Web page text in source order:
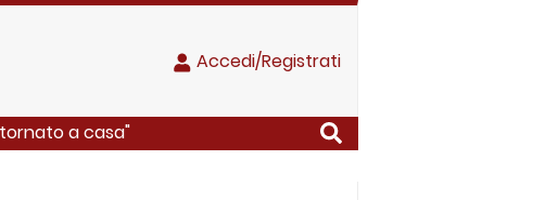
Accedi/Registrati
a casa"